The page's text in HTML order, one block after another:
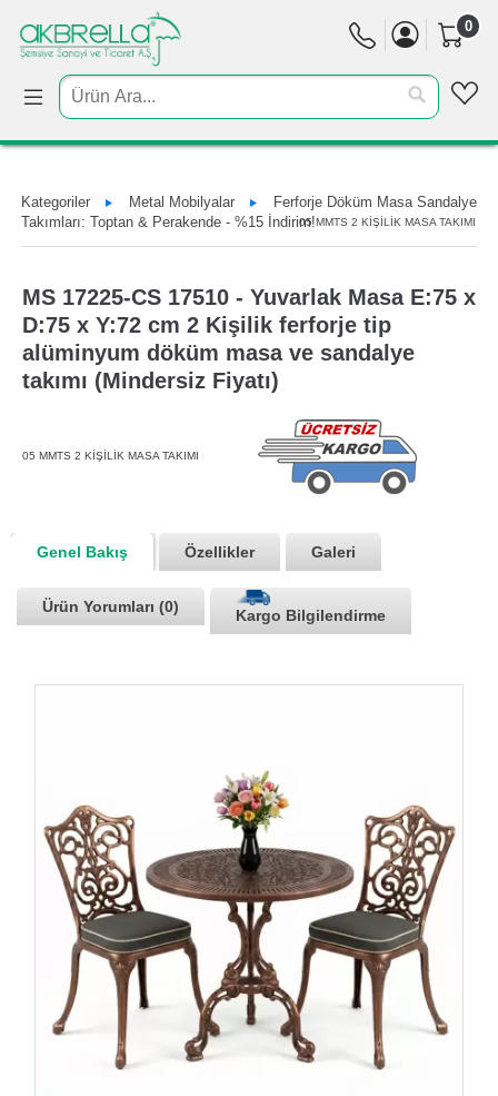
0
Kategoriler Metal Mobilyalar
Ferforje Döküm Masa Sandalye
Takımları: Toptan & Perakende - %15 İndirim!05 MMTS 2 KİŞİLİK MASA TAKIMI
MS 17225-CS 17510 - Yuvarlak Masa E:75 x
D:75 x Y:72 cm 2 Kişilik ferforje tip
alüminyum döküm masa ve sandalye
takımı (Mindersiz Fiyatı)
05 MMTS 2 KİŞİLİK MASA TAKIMI
Genel Bakış Özellikler Galeri
Ürün Yorumları (0)
Kargo Bilgilendirme